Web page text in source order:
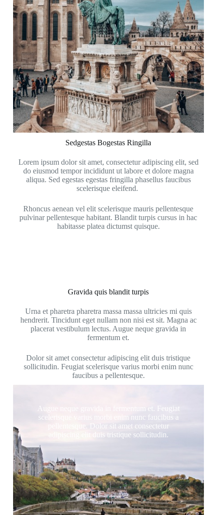
Sedgestas Bogestas Ringilla
Lorem ipsum dolor sit amet, consectetur adipiscing elit, sed
do eiusmod tempor incididunt ut labore et dolore magna
aliqua. Sed egestas egestas fringilla phasellus faucibus
scelerisque eleifend.
Rhoncus aenean vel elit scelerisque mauris pellentesque
pulvinar pellentesque habitant. Blandit turpis cursus in hac
habitasse platea dictumst quisque.
Gravida quis blandit turpis
Urna et pharetra pharetra massa massa ultricies mi quis
hendrerit. Tincidunt eget nullam non nisi est sit. Magna ac
placerat vestibulum lectus. Augue neque gravida in
fermentum et.
Dolor sit amet consectetur adipiscing elit duis tristique
sollicitudin. Feugiat scelerisque varius morbi enim nunc
faucibus a pellentesque.
Augue neque gravida in fermentum et. Feugiat
scelerisque varius morbi enim nunc faucibus a
pellentesque. Dolor sit amet consectetur
adipiscing elit duis tristique sollicitudin.